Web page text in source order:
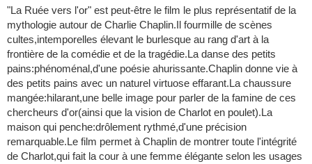
"La Ruée vers l'or" est peut-être le film le plus représentatif de la
mythologie autour de Charlie Chaplin.Il fourmille de scènes
cultes,intemporelles élevant le burlesque au rang d'art à la
frontière de la comédie et de la tragédie.La danse des petits
pains:phénoménal,d'une poésie ahurissante.Chaplin donne vie à
des petits pains avec un naturel virtuose effarant.La chaussure
mangée:hilarant,une belle image pour parler de la famine de ces
chercheurs d'or(ainsi que la vision de Charlot en poulet).La
maison qui penche:drôlement rythmé,d'une précision
remarquable.Le film permet à Chaplin de montrer toute l'intégrité
de Charlot,qui fait la cour à une femme élégante selon les usages